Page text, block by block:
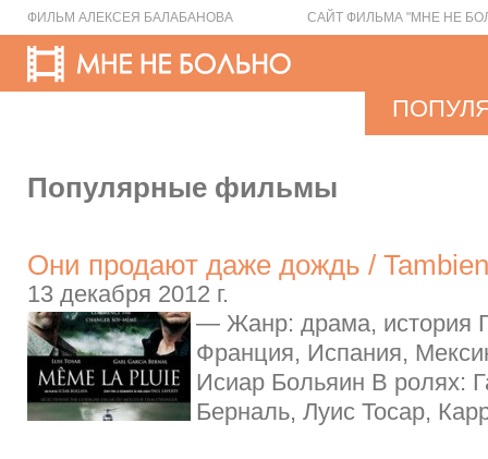
ФИЛЬМ АЛЕКСЕЯ БАЛАБАНОВА САЙТ ФИЛЬМА "МНЕ НЕ
Популярные фильмы
Они продают даже дождь /
13 декабря 2012 г.
— Жанр: драма, история
Франция, Испания,
Исиар Больяин В ролях:
Берналь, Луис Тосар,